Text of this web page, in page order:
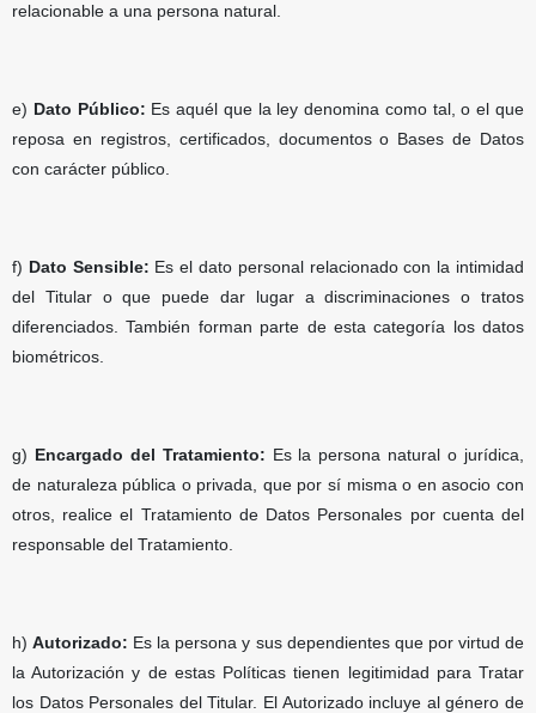
relacionable a una persona natural.
e) Dato Público: Es aquél que la ley denomina como tal, o el que
reposa en registros, certificados, documentos o Bases de Datos
con carácter público.
f) Dato Sensible: Es el dato personal relacionado con la intimidad
del Titular o que puede dar lugar a discriminaciones o tratos
diferenciados. También forman parte de esta categoría los datos
biométricos.
g) Encargado del Tratamiento: Es la persona natural o jurídica,
de naturaleza pública o privada, que por sí misma o en asocio con
otros, realice el Tratamiento de Datos Personales por cuenta del
responsable del Tratamiento.
h)Autorizado: Es la persona y sus dependientes que por virtud de
la Autorización y de estas Políticas tienen legitimidad para Tratar
los Datos Personales del Titular. El Autorizado incluye al género de